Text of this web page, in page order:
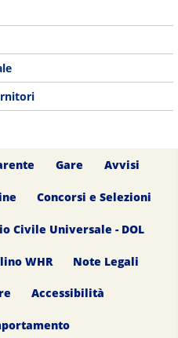
Gare Avvisi
Concorsi e Selezioni
Civile Universale - DOL
WHR Note Legali
Accessibilità